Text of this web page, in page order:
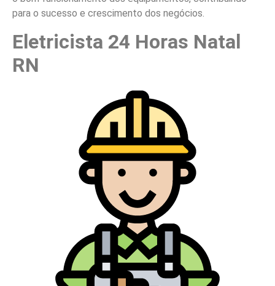
para o sucesso e crescimento dos negócios.
Eletricista 24 Horas Natal
RN